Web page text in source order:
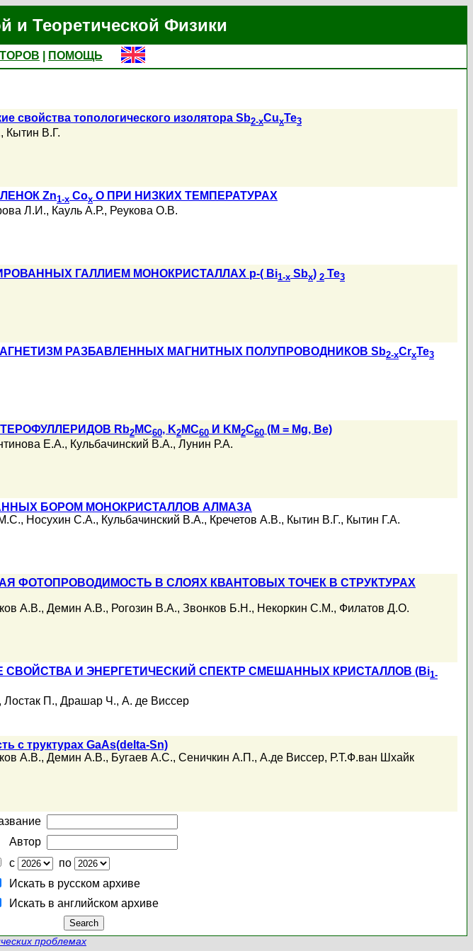
и Теоретической Физики
ПОМОЩЬ
свойства топологического изолятора Sb2-xCuxTe3
, Кытин В.Г.
Zn1-x Cox O ПРИ НИЗКИХ ТЕМПЕРАТУРАХ
Л.И., Кауль А.Р., Реукова О.В.
ГАЛЛИЕМ МОНОКРИСТАЛЛАХ p-( Bi1-x Sbx) 2 Te3
РАЗБАВЛЕННЫХ МАГНИТНЫХ ПОЛУПРОВОДНИКОВ Sb2-xCrxTe3
Rb2 MC60, K2 MC60 И KM2C60 (M = Mg, Be)
Е.А., Кульбачинский В.А., Лунин Р.А.
БОРОМ МОНОКРИСТАЛЛОВ АЛМАЗА
, Носухин С.А., Кульбачинский В.А., Кречетов А.В., Кытин В.Г., Кытин Г.А.
ФОТОПРОВОДИМОСТЬ В СЛОЯХ КВАНТОВЫХ ТОЧЕК В СТРУКТУРАХ
А.В., Демин А.В., Рогозин В.А., Звонков Б.Н., Некоркин С.М., Филатов Д.О.
И ЭНЕРГЕТИЧЕСКИЙ СПЕКТР СМЕШАННЫХ КРИСТАЛЛОВ (Bi1-
, Лостак П., Драшар Ч., А. де Виссер
с труктурах GaAs(delta-Sn)
А.В., Демин А.В., Бугаев А.С., Сеничкин А.П., А.де Виссер, Р.Т.Ф.ван Шхайк
Автор
с
по
Искать в русском архиве
Искать в английском архиве
проблемах